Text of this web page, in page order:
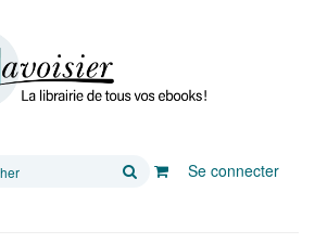
Rechercher
Se connecter